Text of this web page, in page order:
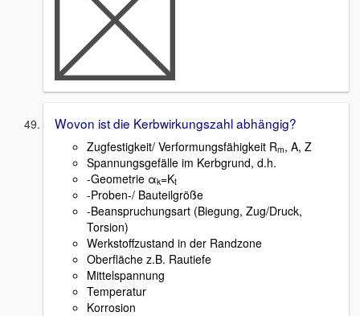
Wovon ist die Kerbwirkungszahl abhängig?
Zugfestigkeit/ Verformungsfähigkeit Rm, A, Z
Spannungsgefälle im Kerbgrund, d.h.
-Geometrie αk=Kt
-Proben-/ Bauteilgröße
-Beanspruchungsart (Biegung, Zug/Druck,
Torsion)
Werkstoffzustand in der Randzone
Oberfläche z.B. Rautiefe
Mittelspannung
Temperatur
Korrosion